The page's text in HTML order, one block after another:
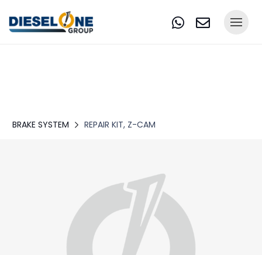
BRAKE SYSTEM REPAIR KIT, Z-CAM